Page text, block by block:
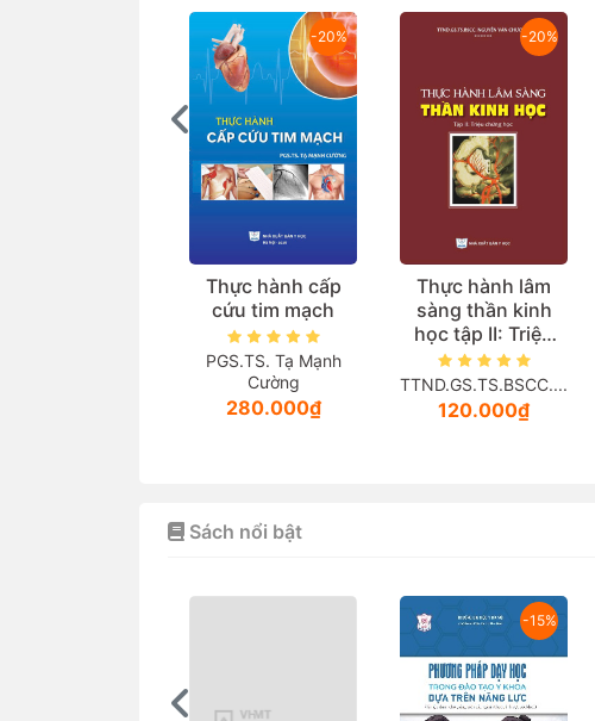
-20%
Thực hành cấp
cứu tim mạch
PGS.TS. Tạ Mạnh
Cường
280.000₫
-20%
Thực hành lâm
sàng thần kinh
học tập II: Triệu
chứng học
TTND.GS.TS.BSCC....
120.000₫
Sách nổi bật
-15%